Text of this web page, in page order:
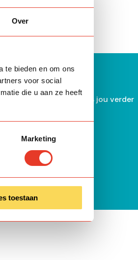
Over
te bieden en om ons
voor social
die u aan ze heeft
Marketing
toestaan
wij hiermee namens jou verder